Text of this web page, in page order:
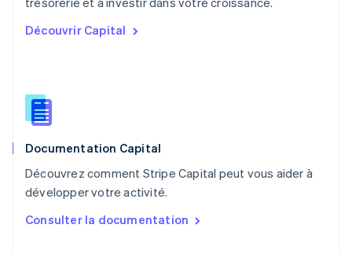
Découvrir Capital
Documentation Capital
Découvrez comment Stripe Capital peut vous aider à
développer votre activité.
Consulter la documentation
PortuguêsEnglish
English
Roumanie
Royaume-Uni
Singapour
English简体中文
English